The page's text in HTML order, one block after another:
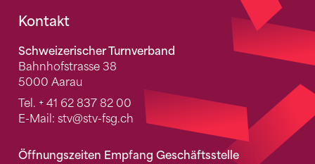
Fusszeile
Kontakt
Schweizerischer Turnverband
Bahnhofstrasse 38
5000 Aarau
Tel. + 41 62 837 82 00
E-Mail: stv@stv-fsg.ch
Öffnungszeiten Empfang Geschäftsstelle